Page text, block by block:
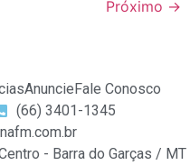
Próximo →
AnuncieFale Conosco
(66) 3401-1345
- Barra do Garças / MT